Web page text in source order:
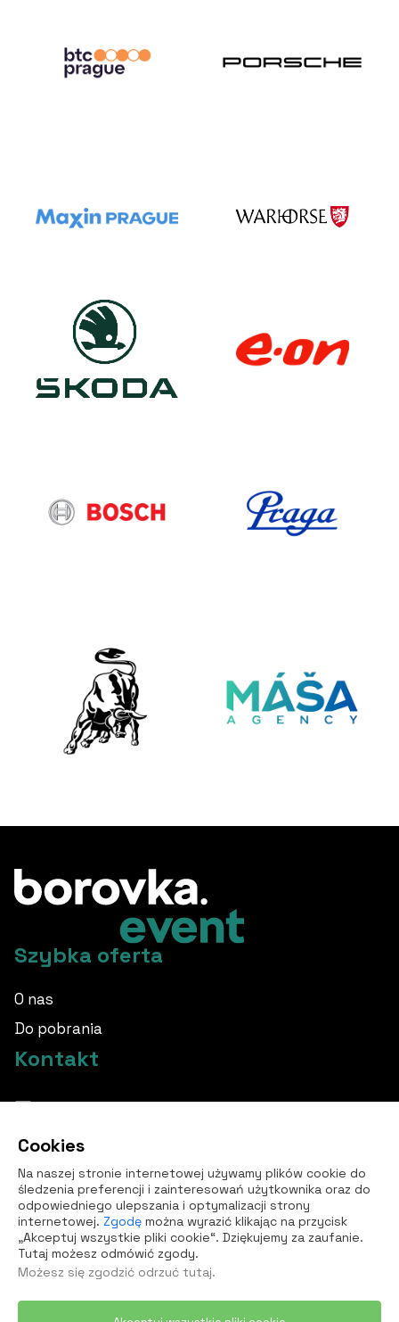
Szybka oferta
O nas
Do pobrania
Kontakt
info@borovka.cz
+420 724 760 650
Wszystkie kontakty
Cookies
Na naszej stronie internetowej używamy plików cookie do
śledzenia preferencji i zainteresowań użytkownika oraz do
odpowiedniego ulepszania i optymalizacji strony
internetowej. Zgodę można wyrazić klikając na przycisk
„Akceptuj wszystkie pliki cookie“. Dziękujemy za zaufanie.
Tutaj możesz odmówić zgody.
Możesz się zgodzić odrzuć tutaj.